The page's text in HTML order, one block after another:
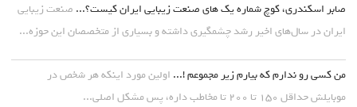
صابر اسکندری، کوچ شماره یک های صنعت زیبایی ایران کیست؟... صنعت زیبایی
ایران در سال‌های اخیر رشد چشمگیری داشته و بسیاری از متخصصان این حوزه...
من کسی رو ندارم که بیارم زیر مجموعم !... اولین مورد اینکه هر شخص در
موبایلش حداقل ۱۵۰ تا ۲۰۰ تا مخاطب داره، پس مشکل اصلی...